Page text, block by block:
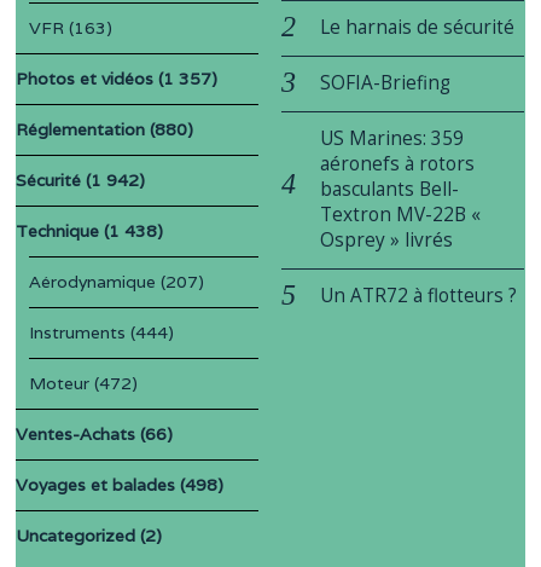
VFR (163)
Photos et vidéos (1 357)
Réglementation (880)
Sécurité (1 942)
Technique (1 438)
Aérodynamique (207)
Instruments (444)
Moteur (472)
Ventes-Achats (66)
Voyages et balades (498)
Uncategorized (2)
Le harnais de sécurité
SOFIA-Briefing
US Marines: 359
aéronefs à rotors
basculants Bell-
Textron MV-22B «
Osprey » livrés
Un ATR72 à flotteurs ?